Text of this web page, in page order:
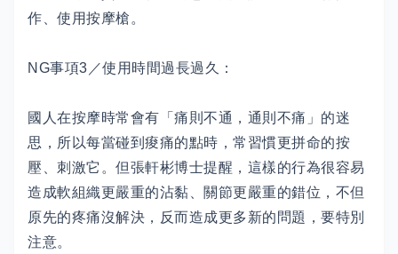
作、使用按摩槍。
NG事項3／使用時間過長過久：
國人在按摩時常會有「痛則不通，通則不痛」的迷
思，所以每當碰到痠痛的點時，常習慣更拼命的按
壓、刺激它。但張軒彬博士提醒，這樣的行為很容易
造成軟組織更嚴重的沾黏、關節更嚴重的錯位，不但
原先的疼痛沒解決，反而造成更多新的問題，要特別
注意。